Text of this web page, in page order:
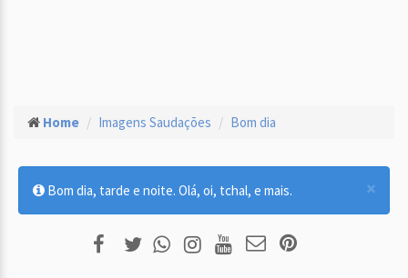
Home Imagens Saudações Bom dia
×
Bom dia, tarde e noite. Olá, oi, tchal, e mais.